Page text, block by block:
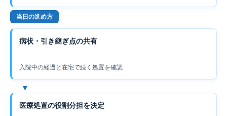
当日の進め方
病状・引き継ぎ点の共有
入院中の経過と在宅で続く処置を確認
医療処置の役割分担を決定